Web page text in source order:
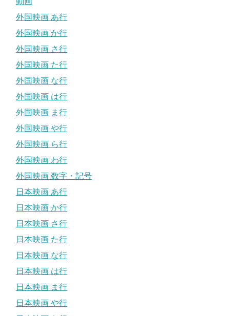
外国映画 あ行
外国映画 か行
外国映画 さ行
外国映画 た行
外国映画 な行
外国映画 は行
外国映画 ま行
外国映画 や行
外国映画 ら行
外国映画 わ行
外国映画 数字・記号
日本映画 あ行
日本映画 か行
日本映画 さ行
日本映画 た行
日本映画 な行
日本映画 は行
日本映画 ま行
日本映画 や行